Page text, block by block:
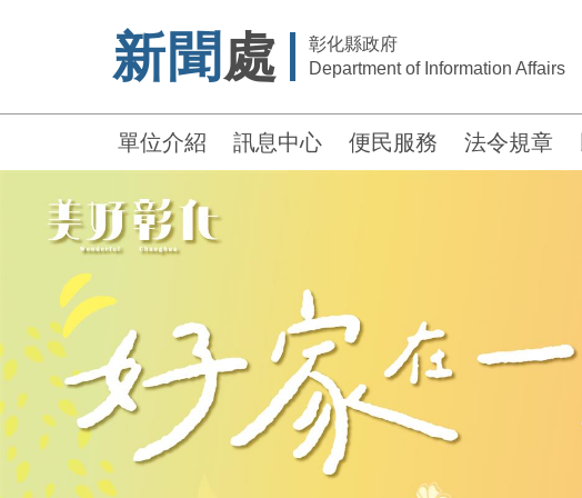
新聞處
彰化縣政府
Department of Information Affairs
單位介紹 訊息中心 便民服務 法令規章